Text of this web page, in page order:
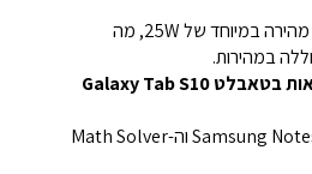
הטאבלט תומך בטעינה מהירה במיוחד של 25W, מה
במהירות.
כיצד ניתן לפתור משוואות בטאבלט Galaxy Tab S10
ניתן לכתוב משוואות ב-Samsung Notes וה-Math Solver